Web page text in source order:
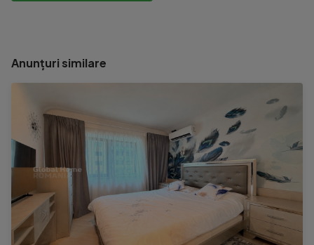
Anunțuri similare